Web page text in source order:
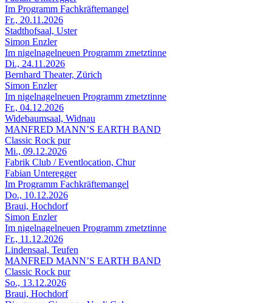
Im Programm Fachkräftemangel
Fr., 20.11.2026
Stadthofsaal, Uster
Simon Enzler
Im nigelnagelneuen Programm zmetztinne
Di., 24.11.2026
Bernhard Theater, Zürich
Simon Enzler
Im nigelnagelneuen Programm zmetztinne
Fr., 04.12.2026
Widebaumsaal, Widnau
MANFRED MANN’S EARTH BAND
Classic Rock pur
Mi., 09.12.2026
Fabrik Club / Eventlocation, Chur
Fabian Unteregger
Im Programm Fachkräftemangel
Do., 10.12.2026
Braui, Hochdorf
Simon Enzler
Im nigelnagelneuen Programm zmetztinne
Fr., 11.12.2026
Lindensaal, Teufen
MANFRED MANN’S EARTH BAND
Classic Rock pur
So., 13.12.2026
Braui, Hochdorf